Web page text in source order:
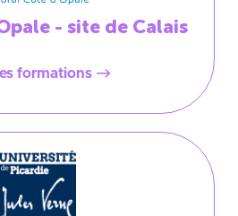
- site de Calais
formations